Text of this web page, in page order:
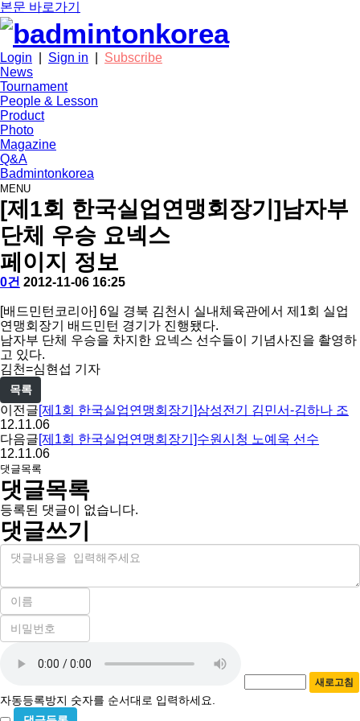
본문 바로가기
Login Sign in
Subscribe
News
Tournament
People & Lesson
Product
Photo
Magazine
Q&A
Badmintonkorea
MENU
photo
[제1회 한국실업연맹회장기]남자부
단체 우승 요넥스
페이지 정보
작
자
배
민
턴
코
리
아
댓
0건 작
일
2012-11-06 16:25
본
문
[배드민턴코리아] 6일 경북 김천시 실내체육관에서 제1회 실업
연맹회장기 배드민턴 경기가 진행됐다.
남자부 단체 우승을 차지한 요넥스 선수들이 기념사진을 촬영하
고 있다.
김천=심현섭 기자
목록
이전글[제1회 한국실업연맹회장기]삼성전기 김민서-김하나 조
12.11.06
다음글[제1회 한국실업연맹회장기]수원시청 노예욱 선수
12.11.06
댓글목록
댓글목록
등록된 댓글이 없습니다.
댓글쓰기
내
이
필
수
비
밀
수
록
새로고침
자동등록방지 숫자를 순서대로 입력하세요.